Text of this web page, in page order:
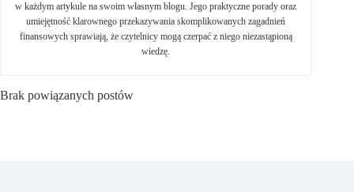
w każdym artykule na swoim własnym blogu. Jego praktyczne porady oraz
umiejętność klarownego przekazywania skomplikowanych zagadnień
finansowych sprawiają, że czytelnicy mogą czerpać z niego niezastąpioną
wiedzę.
Brak powiązanych postów